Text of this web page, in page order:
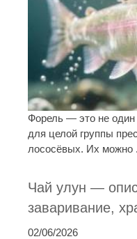
Форель — это не
для целой группы
лососёвых. Их можно
Чай улун —
заваривание,
02/06/2026